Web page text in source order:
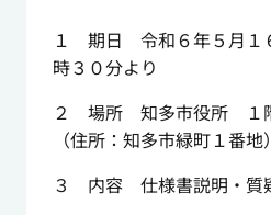
１ 期日 令和６年５月１
時３０分より
２ 場所 知多市役所 １
（住所：知多市緑町１番地）
３ 内容 仕様書説明・質